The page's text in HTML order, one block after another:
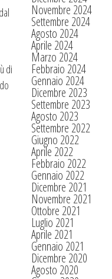
di
Novembre 2024
Settembre 2024
Agosto 2024
Aprile 2024
Marzo 2024
Febbraio 2024
Gennaio 2024
Dicembre 2023
Settembre 2023
Agosto 2023
Settembre 2022
Giugno 2022
Aprile 2022
Febbraio 2022
Gennaio 2022
Dicembre 2021
Novembre 2021
Ottobre 2021
Luglio 2021
Aprile 2021
Gennaio 2021
Dicembre 2020
Agosto 2020